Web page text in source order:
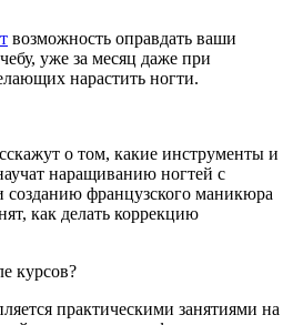
возможность оправдать ваши
уже за месяц даже при
нарастить ногти.
о том, какие инструменты и
наращиванию ногтей с
французского маникюра
как делать коррекцию
курсов?
практическими занятиями на